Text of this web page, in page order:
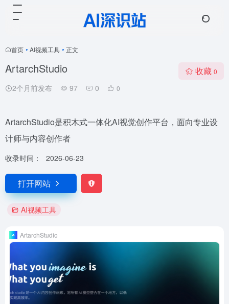
首页 • AI视频工具 • 正文
ArtarchStudio
2个月前发布 97 0 0
收藏 0
ArtarchStudio是积木式一体化AI视觉创作平台，面向专业设
计师与内容创作者
收录时间： 2026-06-23
打开网站
AI视频工具
ArtarchStudio